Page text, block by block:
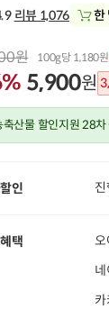
리뷰 1,076 한
원 100g당 1,180원
5,900원
축산물 할인지원 28차
인
택
오